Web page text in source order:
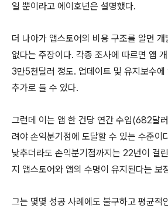
일 뿐이라고 에이호넌은 설명했다.
더 나아가 앱스토어의 비용 구조를 알면 개
없다는 주장이다. 각종 조사에 따르면 앱
3만5천달러 정도. 업데이트 및 유지보수에
추가로 들 수 있다.
그런데 이는 앱 한 건당 연간 수입(682달
려야 손익분기점에 도달할 수 있는 수준이
낮추더라도 손익분기점까지는 22년이 걸
지 앱스토어와 앱의 수명이 유지된다는 보
그는 몇몇 성공 사례에도 불구하고 평균적